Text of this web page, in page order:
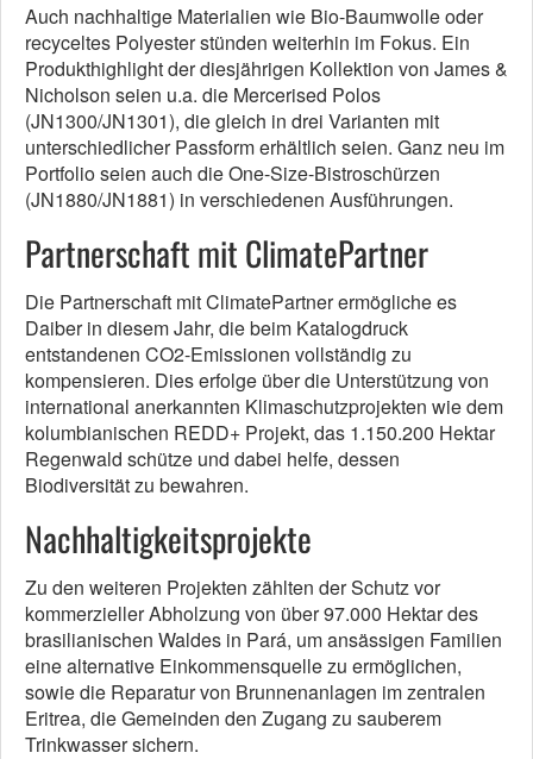
Auch nachhaltige Materialien wie Bio-Baumwolle oder
recyceltes Polyester stünden weiterhin im Fokus. Ein
Produkthighlight der diesjährigen Kollektion von James &
Nicholson seien u.a. die Mercerised Polos
(JN1300/JN1301), die gleich in drei Varianten mit
unterschiedlicher Passform erhältlich seien. Ganz neu im
Portfolio seien auch die One-Size-Bistroschürzen
(JN1880/JN1881) in verschiedenen Ausführungen.
Partnerschaft mit ClimatePartner
Die Partnerschaft mit ClimatePartner ermögliche es
Daiber in diesem Jahr, die beim Katalogdruck
entstandenen CO2-Emissionen vollständig zu
kompensieren. Dies erfolge über die Unterstützung von
international anerkannten Klimaschutzprojekten wie dem
kolumbianischen REDD+ Projekt, das 1.150.200 Hektar
Regenwald schütze und dabei helfe, dessen
Biodiversität zu bewahren.
Nachhaltigkeitsprojekte
Zu den weiteren Projekten zählten der Schutz vor
kommerzieller Abholzung von über 97.000 Hektar des
brasilianischen Waldes in Pará, um ansässigen Familien
eine alternative Einkommensquelle zu ermöglichen,
sowie die Reparatur von Brunnenanlagen im zentralen
Eritrea, die Gemeinden den Zugang zu sauberem
Trinkwasser sichern.